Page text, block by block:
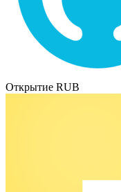
Открытие RUB